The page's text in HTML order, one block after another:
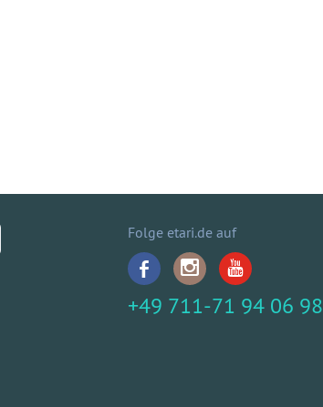
Folge etari.de auf
+49 711-71 94 06 98